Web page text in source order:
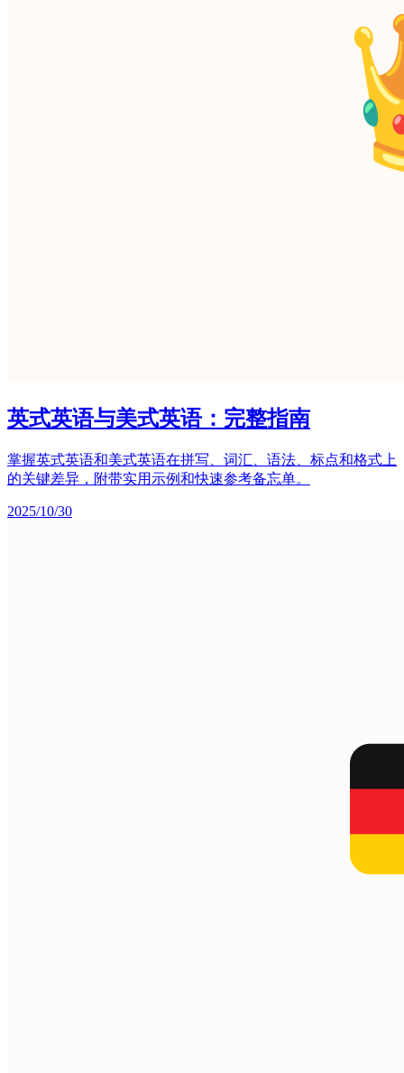
英式英语与美式英语：完整指南
掌握英式英语和美式英语在拼写、词汇、语法、标点和格式上
的关键差异，附带实用示例和快速参考备忘单。
2025/10/30